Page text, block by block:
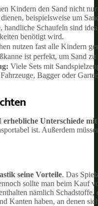
Kindern den Sand nicht
beispielsweise um
handliche Schaufeln sind
benötigt wird.
nutzen fast alle Kindern
ist perfekt, um Sand
Viele Sets mit
Bagger oder
erhebliche Unterschiede
ist. Außerdem
seine Vorteile. Das
sollte man beim Kauf
nämlich
Kanten haben, an denen